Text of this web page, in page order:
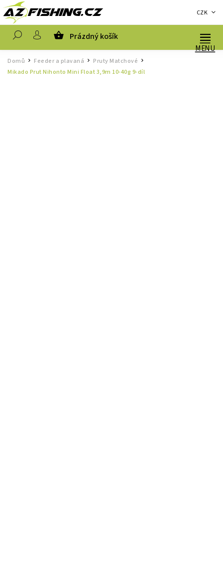
CZK
Prázdný košík
Domů / Feeder a plavaná / Pruty Matchové /
Mikado Prut Nihonto Mini Float 3,9m 10-40g 9-díl